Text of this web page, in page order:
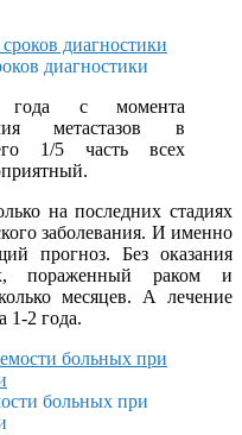
диагностики
с момента
метастазов в
1/5 часть всех
на последних стадиях
заболевания. И именно
прогноз. Без оказания
пораженный раком и
месяцев. А лечение
1-2 года.
больных при